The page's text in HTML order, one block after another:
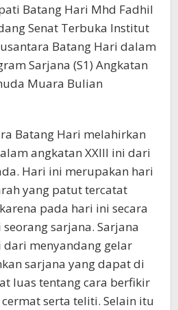
Batang Hari Mhd Fadhil
Senat Terbuka Institut
Batang Hari dalam
Sarjana (S1) Angkatan
Muara Bulian
Batang Hari melahirkan
angkatan XXIII ini dari
Hari ini merupakan hari
yang patut tercatat
pada hari ini secara
sarjana. Sarjana
menyandang gelar
sarjana yang dapat di
luas tentang cara berfikir
serta teliti. Selain itu